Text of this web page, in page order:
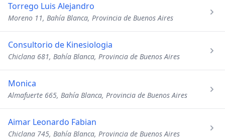
Torrego Luis Alejandro
Moreno 11, Bahía Blanca, Provincia de Buenos Aires
Consultorio de Kinesiologia
Chiclana 681, Bahía Blanca, Provincia de Buenos Aires
Monica
Almafuerte 665, Bahía Blanca, Provincia de Buenos Aires
Aimar Leonardo Fabian
Chiclana 745, Bahía Blanca, Provincia de Buenos Aires